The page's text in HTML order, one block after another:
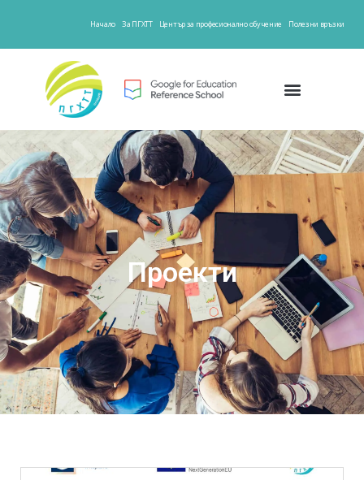
Начало За ПГХТТ Център за професионално обучение Полезни връзки
Проекти